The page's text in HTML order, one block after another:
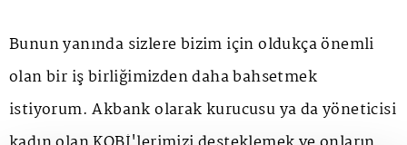
Bunun yanında sizlere bizim için oldukça önemli
olan bir iş birliğimizden daha bahsetmek
istiyorum. Akbank olarak kurucusu ya da yöneticisi